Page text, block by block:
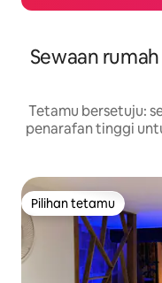
Sewaan
Tetamu bersetuju:
penarafan tinggi
Pilihan tetamu
Pilihan tetamu